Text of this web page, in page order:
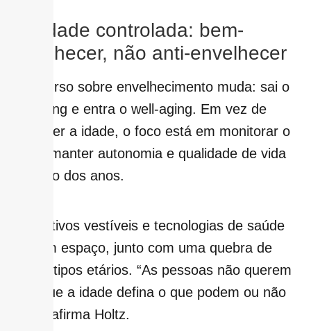
3 – Idade controlada: bem-
envelhecer, não anti-envelhecer
O discurso sobre envelhecimento muda: sai o
anti-aging e entra o well-aging. Em vez de
combater a idade, o foco está em monitorar o
corpo, manter autonomia e qualidade de vida
ao longo dos anos.
Dispositivos vestíveis e tecnologias de saúde
ganham espaço, junto com uma quebra de
estereótipos etários. “As pessoas não querem
mais que a idade defina o que podem ou não
fazer”, afirma Holtz.